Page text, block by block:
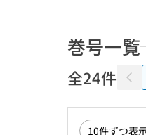
巻号一覧
全24件